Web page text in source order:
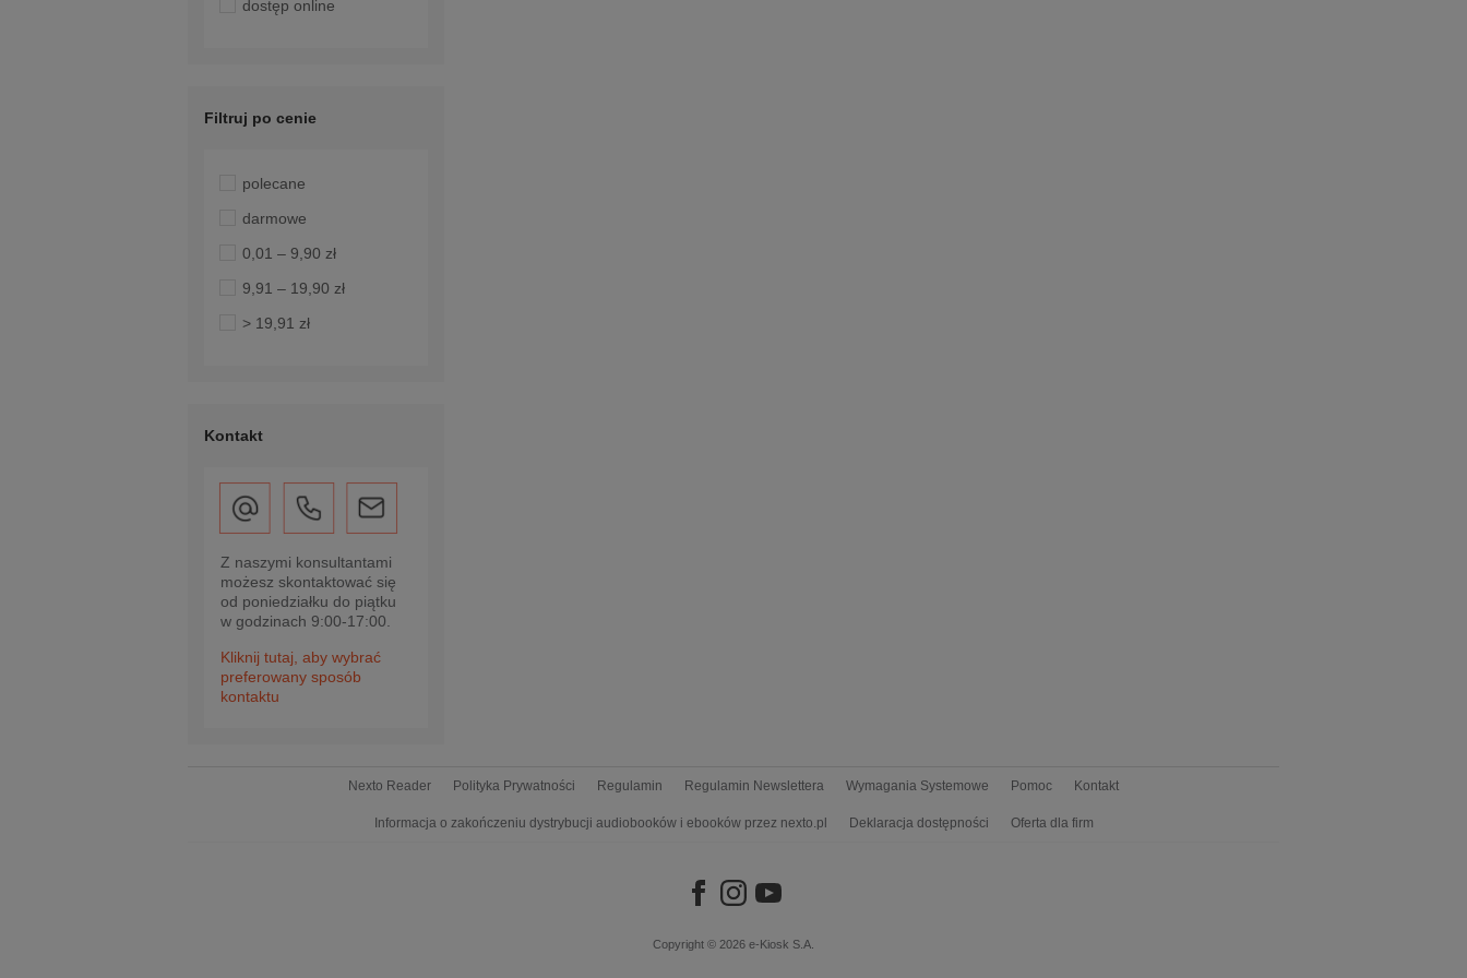
dostęp online
Filtruj po cenie
polecane
darmowe
0,01 – 9,90 zł
9,91 – 19,90 zł
> 19,91 zł
Kontakt
Z naszymi konsultantami
możesz skontaktować się
od poniedziałku do piątku
w godzinach 9:00-17:00.
Kliknij tutaj, aby wybrać
preferowany sposób
kontaktu
Nexto Reader Polityka Prywatności Regulamin Regulamin Newslettera Wymagania Systemowe Pomoc Kontakt
Informacja o zakończeniu dystrybucji audiobooków i ebooków przez nexto.pl Deklaracja dostępności Oferta dla firm
Copyright © 2026 e-Kiosk S.A.